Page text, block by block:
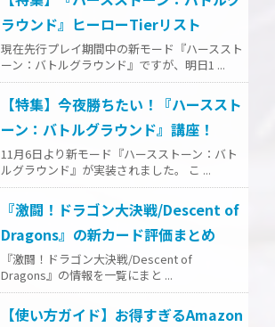
ラウンド』ヒーローTierリスト
現在先行プレイ期間中の新モード『ハーススト
ーン：バトルグラウンド』ですが、明日1 ...
【特集】今夜勝ちたい！『ハーススト
ーン：バトルグラウンド』講座！
11月6日より新モード『ハースストーン：バト
ルグラウンド』が実装されました。 こ ...
『激闘！ドラゴン大決戦/Descent of
Dragons』の新カード評価まとめ
『激闘！ドラゴン大決戦/Descent of
Dragons』の情報を一覧にまと ...
【使い方ガイド】お得すぎるAmazon